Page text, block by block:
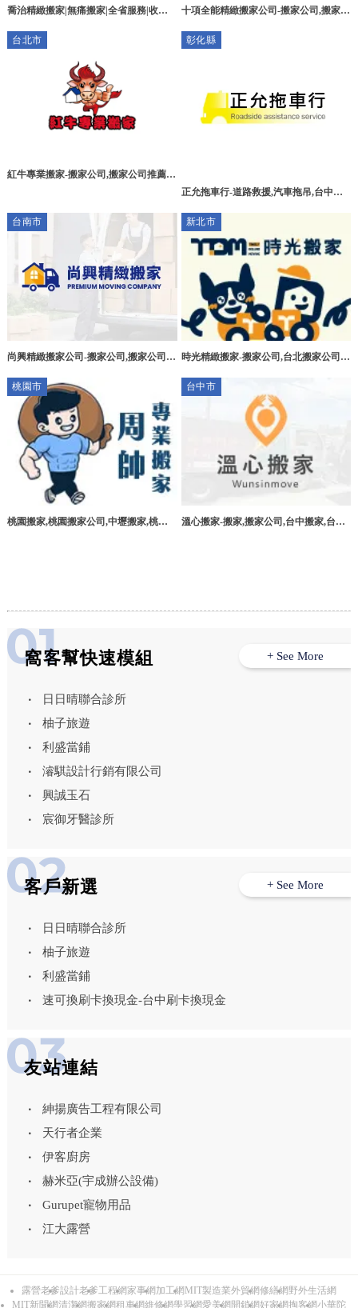
喬治精緻搬家|無痛搬家|全省服務|收納
司,西屯區搬家公司
十項全能精緻搬家公司-搬家公司,搬家公
台北市
紅牛專業搬家-搬家公司,搬家公司推薦,
彰化縣
正允拖車行-道路救援,汽車拖吊,台中道
化汽車拖吊
台南市
尚興精緻搬家公司-搬家公司,搬家公司推
新北市
時光精緻搬家-搬家公司,台北搬家公司,
桃園市
桃園搬家,桃園搬家公司,中壢搬家,桃園
台中市
溫心搬家-搬家,搬家公司,台中搬家,台中
窩客幫快速模組
日日晴聯合診所
柚子旅遊
利盛當鋪
濬騏設計行銷有限公司
興誠玉石
宸御牙醫診所
+ See More
客戶新選
日日晴聯合診所
柚子旅遊
利盛當鋪
速可換刷卡換現金-台中刷卡換現金
+ See More
友站連結
紳揚廣告工程有限公司
天行者企業
伊客廚房
赫米亞(宇成辦公設備)
Gurupet寵物用品
江大露營
露營老爹設計老爹工程網家事網加工網MIT製造業外貿網修繕網野外生活網
MIT新聞網清潔網搬家網租車網維修網學習網愛美網開鎖網好家網掏客網小華陀